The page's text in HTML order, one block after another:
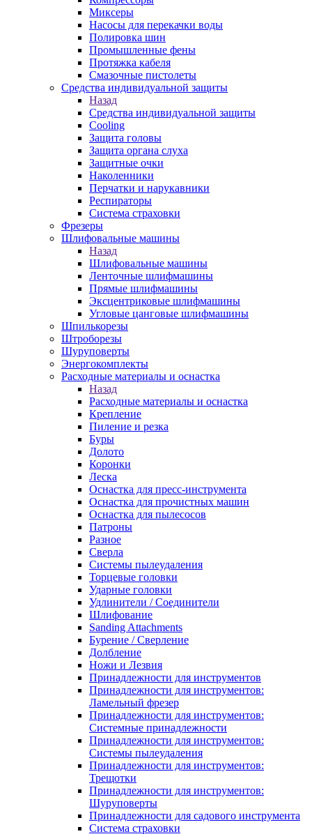
Миксеры
Насосы для перекачки воды
Полировка шин
Промышленные фены
Протяжка кабеля
Смазочные пистолеты
Средства индивидуальной защиты
Назад
Средства индивидуальной защиты
Cooling
Защита головы
Защита органа слуха
Защитные очки
Наколенники
Перчатки и нарукавники
Респираторы
Система страховки
Фрезеры
Шлифовальные машины
Назад
Шлифовальные машины
Ленточные шлифмашины
Прямые шлифмашины
Эксцентриковые шлифмашины
Угловые цанговые шлифмашины
Шпилькорезы
Штроборезы
Шуруповерты
Энергокомплекты
Расходные материалы и оснастка
Назад
Расходные материалы и оснастка
Крепление
Пиление и резка
Буры
Долото
Коронки
Леска
Оснастка для пресс-инструмента
Оснастка для прочистных машин
Оснастка для пылесосов
Патроны
Разное
Сверла
Системы пылеудаления
Торцевые головки
Ударные головки
Удлинители / Соединители
Шлифование
Sanding Attachments
Бурение / Сверление
Долбление
Ножи и Лезвия
Принадлежности для инструментов
Принадлежности для инструментов:
Ламельный фрезер
Принадлежности для инструментов:
Системные принадлежности
Принадлежности для инструментов:
Системы пылеудаления
Принадлежности для инструментов:
Трещотки
Принадлежности для инструментов:
Шуруповерты
Принадлежности для садового инструмента
Система страховки